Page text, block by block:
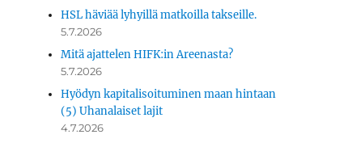
HSL häviää lyhyillä matkoilla takseille.
5.7.2026
Mitä ajattelen HIFK:in Areenasta?
5.7.2026
Hyödyn kapitalisoituminen maan hintaan
(5) Uhanalaiset lajit
4.7.2026